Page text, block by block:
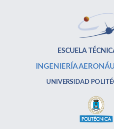
ESCUELA
INGENIERÍA
UNIVERSIDAD